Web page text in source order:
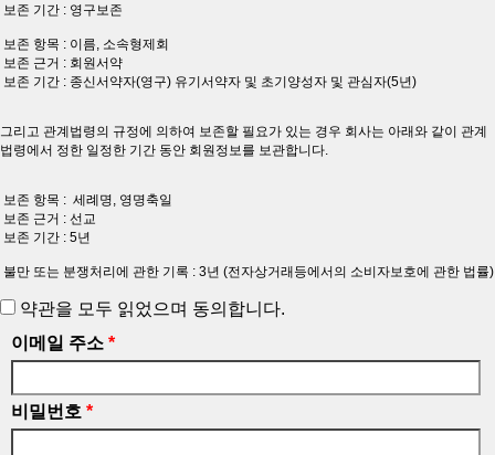
보존 기간 : 영구보존
보존 항목 : 이름, 소속형제회
보존 근거 : 회원서약
보존 기간 : 종신서약자(영구) 유기서약자 및 초기양성자 및 관심자(5년)
그리고 관계법령의 규정에 의하여 보존할 필요가 있는 경우 회사는 아래와 같이 관계
법령에서 정한 일정한 기간 동안 회원정보를 보관합니다.
보존 항목 : 세례명, 영명축일
보존 근거 : 선교
보존 기간 : 5년
불만 또는 분쟁처리에 관한 기록 : 3년 (전자상거래등에서의 소비자보호에 관한 법률)
약관을 모두 읽었으며 동의합니다.
이메일 주소 *
비밀번호 *